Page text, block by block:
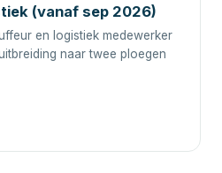
(vanaf sep 2026)
en logistiek medewerker
naar twee ploegen